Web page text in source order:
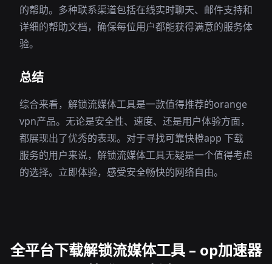
的帮助。多种联系渠道包括在线实时聊天、邮件支持和
详细的帮助文档，确保每位用户都能获得满意的服务体
验。
总结
综合来看，解锁流媒体工具是一款值得推荐的orange
vpn产品。无论是安全性、速度、还是用户体验方面，
都展现出了优秀的表现。对于寻找可靠快橙app 下载
服务的用户来说，解锁流媒体工具无疑是一个值得考虑
的选择。立即体验，感受安全畅快的网络自由。
全平台下载解锁流媒体工具 – op加速器